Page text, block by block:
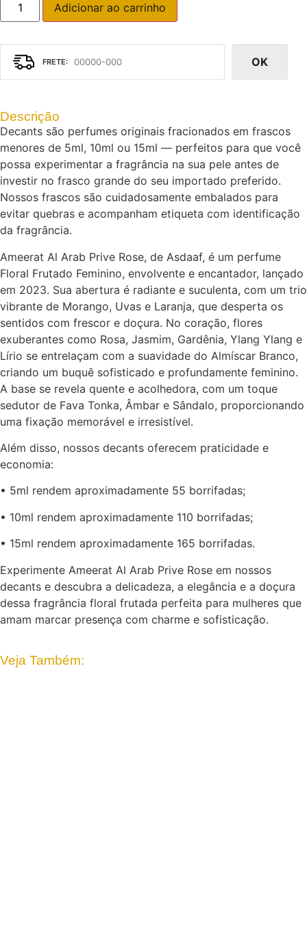
Adicionar ao carrinho
OK
Descrição
Decants são perfumes originais fracionados em frascos
menores de 5ml, 10ml ou 15ml — perfeitos para que você
possa experimentar a fragrância na sua pele antes de
investir no frasco grande do seu importado preferido.
Nossos frascos são cuidadosamente embalados para
evitar quebras e acompanham etiqueta com identificação
da fragrância.
Ameerat Al Arab Prive Rose, de Asdaaf, é um perfume
Floral Frutado Feminino, envolvente e encantador, lançado
em 2023. Sua abertura é radiante e suculenta, com um trio
vibrante de Morango, Uvas e Laranja, que desperta os
sentidos com frescor e doçura. No coração, flores
exuberantes como Rosa, Jasmim, Gardênia, Ylang Ylang e
Lírio se entrelaçam com a suavidade do Almíscar Branco,
criando um buquê sofisticado e profundamente feminino.
A base se revela quente e acolhedora, com um toque
sedutor de Fava Tonka, Âmbar e Sândalo, proporcionando
uma fixação memorável e irresistível.
Além disso, nossos decants oferecem praticidade e
economia:
• 5ml rendem aproximadamente 55 borrifadas;
• 10ml rendem aproximadamente 110 borrifadas;
• 15ml rendem aproximadamente 165 borrifadas.
Experimente Ameerat Al Arab Prive Rose em nossos
decants e descubra a delicadeza, a elegância e a doçura
dessa fragrância floral frutada perfeita para mulheres que
amam marcar presença com charme e sofisticação.
Veja Também: